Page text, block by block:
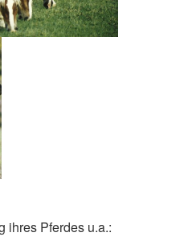
ihres Pferdes u.a.: